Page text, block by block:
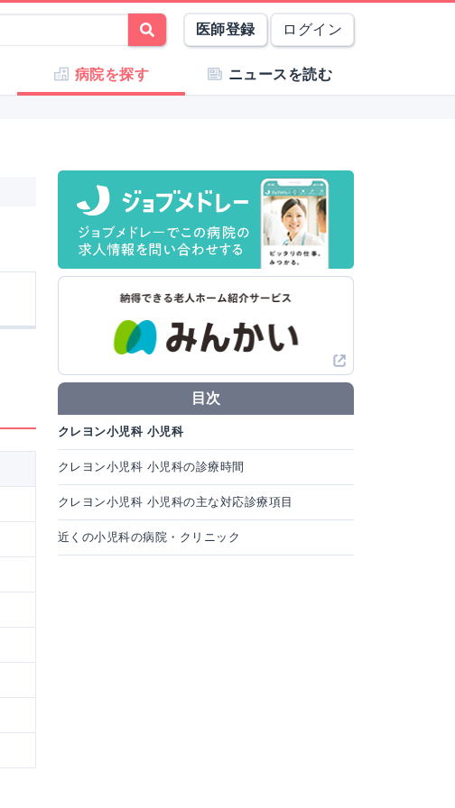
医師登録 ログイン
病院を探す ニュースを読む
目次
クレヨン小児科 小児科
クレヨン小児科 小児科の診療時間
クレヨン小児科 小児科の主な対応診療項目
近くの小児科の病院・クリニック